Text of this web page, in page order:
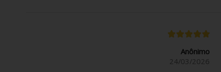
Anônimo
24/03/2026